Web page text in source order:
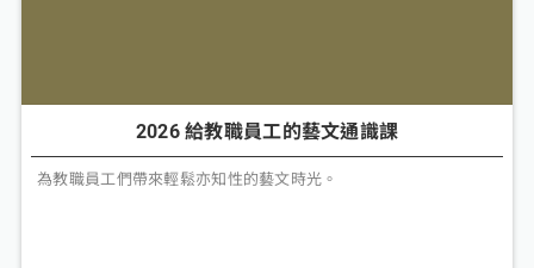
2026 給教職員工的藝文通識課
為教職員工們帶來輕鬆亦知性的藝文時光。